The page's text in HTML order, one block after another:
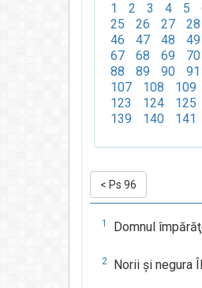
1 2 3 4 5
25
26 27 28
46
47 48 49
67
68 69 70
88
89 90 91
107
108 109
123
124 125
139
140 141
< Ps 96
1 Domnul
2 Norii şi negura